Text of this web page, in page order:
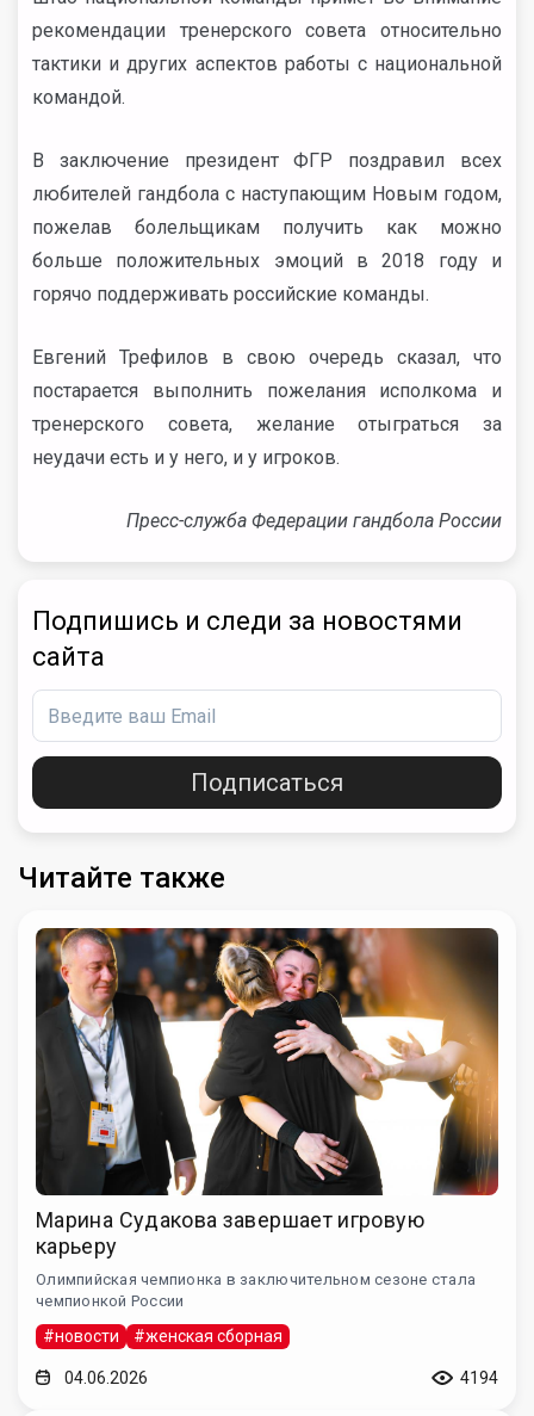
рекомендации тренерского совета относительно
тактики и других аспектов работы с национальной
командой.
В заключение президент ФГР поздравил всех
любителей гандбола с наступающим Новым годом,
пожелав болельщикам получить как можно
больше положительных эмоций в 2018 году и
горячо поддерживать российские команды.
Евгений Трефилов в свою очередь сказал, что
постарается выполнить пожелания исполкома и
тренерского совета, желание отыграться за
неудачи есть и у него, и у игроков.
Пресс-служба Федерации гандбола России
Подпишись и следи за новостями
сайта
Подписаться
Читайте также
Марина Судакова завершает игровую
карьеру
Олимпийская чемпионка в заключительном сезоне стала
чемпионкой России
#новости #женская сборная
04.06.2026 4194